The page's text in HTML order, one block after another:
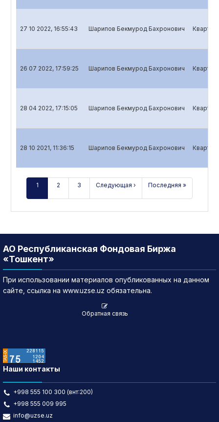
27 10 2022, 16:55:43 Шарипов Бекмурод Бахронович
26 07 2022, 17:59:25 Шарипов Бекмурод Бахронович
28 04 2022, 17:15:05 Шарипов Бекмурод Бахронович
28 10 2021, 11:36:15 Шарипов Бекмурод Бахронович
1 2 3 Следующая › Последняя »
АО Республиканская Фондовая Биржа
«Тошкент»
При использовании материалов опубликованных на данном
сайте, ссылка на www.uzse.uz обязательна.
Обратная связь
Наши контакты
+998 555 100 300 (внт:200)
+998 555 009 995
info@uzse.uz